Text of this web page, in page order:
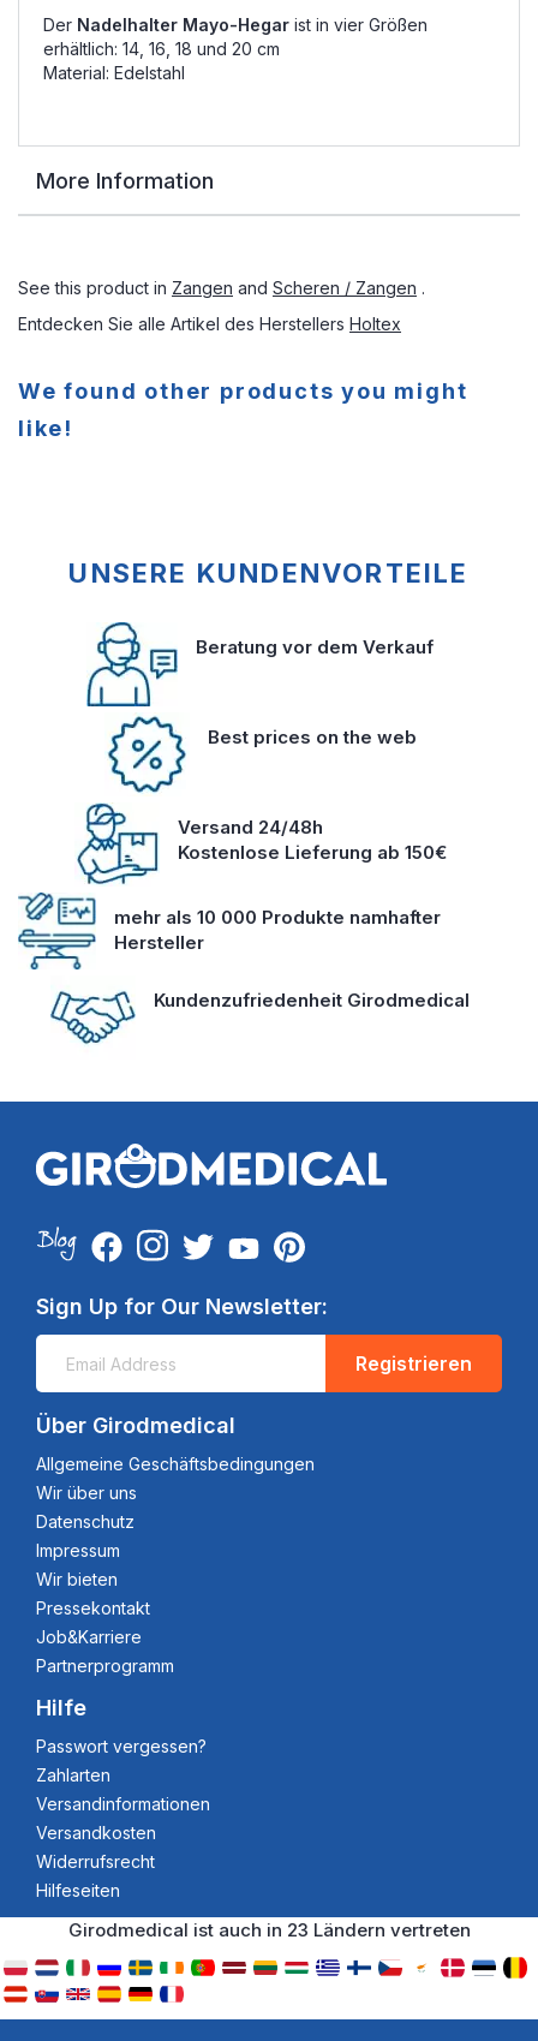
Der Nadelhalter Mayo-Hegar ist in vier Größen
erhältlich: 14, 16, 18 und 20 cm
Material: Edelstahl
More Information
See this product in Zangen and Scheren / Zangen .
Entdecken Sie alle Artikel des Herstellers Holtex
We found other products you might
like!
UNSERE KUNDENVORTEILE
Beratung vor dem Verkauf
Best prices on the web
Versand 24/48h
Kostenlose Lieferung ab 150€
mehr als 10 000 Produkte namhafter
Hersteller
Kundenzufriedenheit Girodmedical
Sign Up for Our Newsletter:
Registrieren
Über Girodmedical
Allgemeine Geschäftsbedingungen
Wir über uns
Datenschutz
Impressum
Wir bieten
Pressekontakt
Job&Karriere
Partnerprogramm
Hilfe
Passwort vergessen?
Zahlarten
Versandinformationen
Versandkosten
Widerrufsrecht
Hilfeseiten
Girodmedical ist auch in 23 Ländern vertreten